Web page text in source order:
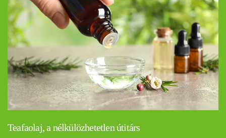
Teafaolaj, a nélkülözhetetlen útitárs